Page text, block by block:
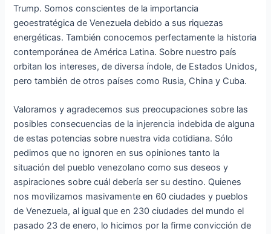
Trump. Somos conscientes de la importancia
geoestratégica de Venezuela debido a sus riquezas
energéticas. También conocemos perfectamente la historia
contemporánea de América Latina. Sobre nuestro país
orbitan los intereses, de diversa índole, de Estados Unidos,
pero también de otros países como Rusia, China y Cuba.
Valoramos y agradecemos sus preocupaciones sobre las
posibles consecuencias de la injerencia indebida de alguna
de estas potencias sobre nuestra vida cotidiana. Sólo
pedimos que no ignoren en sus opiniones tanto la
situación del pueblo venezolano como sus deseos y
aspiraciones sobre cuál debería ser su destino. Quienes
nos movilizamos masivamente en 60 ciudades y pueblos
de Venezuela, al igual que en 230 ciudades del mundo el
pasado 23 de enero, lo hicimos por la firme convicción de